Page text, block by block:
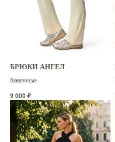
БРЮКИ АНГЕЛ
банановые
9 000 ₽